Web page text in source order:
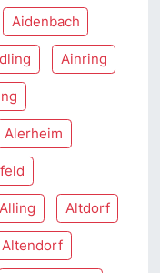
Aidenbach
Ainring
Alerheim
Alling Altdorf
Altendorf